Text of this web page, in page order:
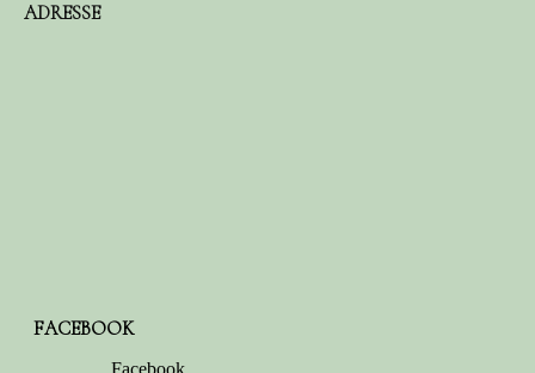
ADRESSE
FACEBOOK
Facebook